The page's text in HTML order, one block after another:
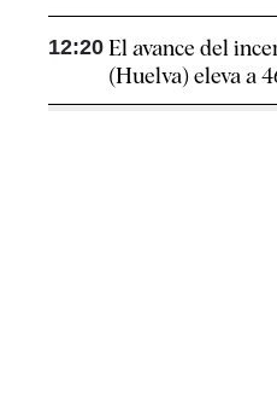
12:20 El avance del
(Huelva) eleva a